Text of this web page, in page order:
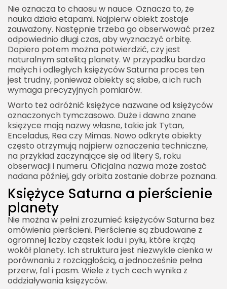
Nie oznacza to chaosu w nauce. Oznacza to, że
nauka działa etapami. Najpierw obiekt zostaje
zauważony. Następnie trzeba go obserwować przez
odpowiednio długi czas, aby wyznaczyć orbitę.
Dopiero potem można potwierdzić, czy jest
naturalnym satelitą planety. W przypadku bardzo
małych i odległych księżyców Saturna proces ten
jest trudny, ponieważ obiekty są słabe, a ich ruch
wymaga precyzyjnych pomiarów.
Warto też odróżnić księżyce nazwane od księżyców
oznaczonych tymczasowo. Duże i dawno znane
księżyce mają nazwy własne, takie jak Tytan,
Enceladus, Rea czy Mimas. Nowo odkryte obiekty
często otrzymują najpierw oznaczenia techniczne,
na przykład zaczynające się od litery S, roku
obserwacji i numeru. Oficjalna nazwa może zostać
nadana później, gdy orbita zostanie dobrze poznana.
Księżyce Saturna a pierścienie
planety
Nie można w pełni zrozumieć księżyców Saturna bez
omówienia pierścieni. Pierścienie są zbudowane z
ogromnej liczby cząstek lodu i pyłu, które krążą
wokół planety. Ich struktura jest niezwykle cienka w
porównaniu z rozciągłością, a jednocześnie pełna
przerw, fal i pasm. Wiele z tych cech wynika z
oddziaływania księżyców.